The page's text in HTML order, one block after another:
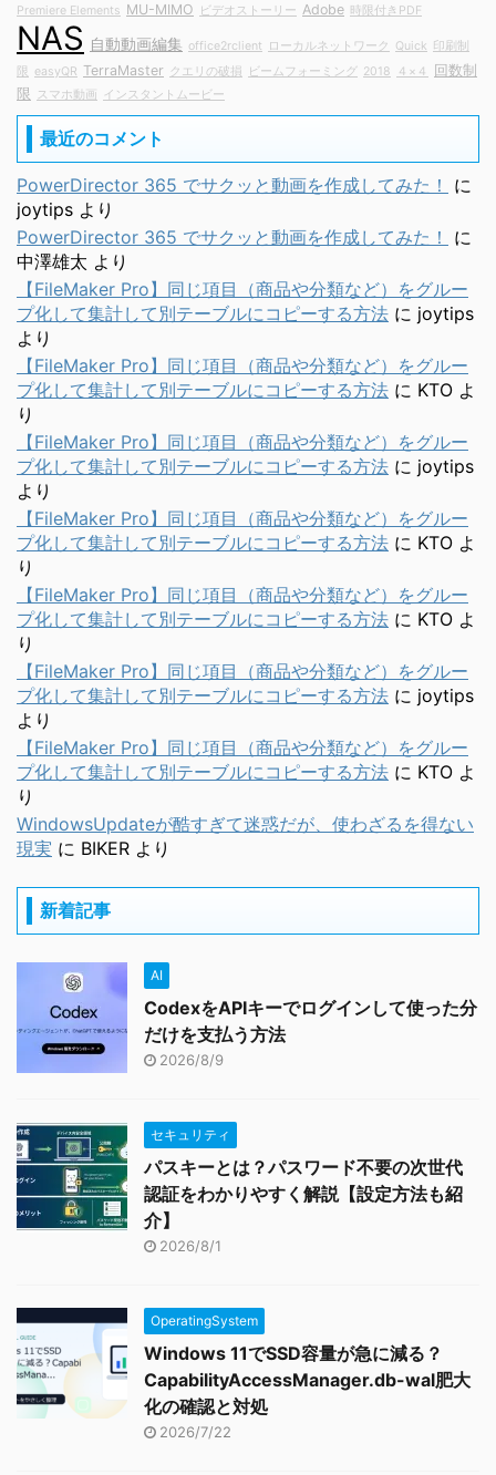
Premiere Elements MU-MIMO ビデオストーリー Adobe 時限付きPDF
NAS 自動動画編集 office2rclient ローカルネットワーク Quick 印刷制
限
easyQR TerraMaster クエリの破損 ビームフォーミング 2018 ４×４
回数制
限
スマホ動画 インスタントムービー
最近のコメント
PowerDirector 365 でサクッと動画を作成してみた！
に
joytips より
PowerDirector 365 でサクッと動画を作成してみた！
に
中澤雄太 より
【FileMaker Pro】同じ項目（商品や分類など）をグルー
プ化して集計して別テーブルにコピーする方法 に joytips
より
【FileMaker Pro】同じ項目（商品や分類など）をグルー
プ化して集計して別テーブルにコピーする方法 に KTO よ
り
【FileMaker Pro】同じ項目（商品や分類など）をグルー
プ化して集計して別テーブルにコピーする方法 に joytips
より
【FileMaker Pro】同じ項目（商品や分類など）をグルー
プ化して集計して別テーブルにコピーする方法 に KTO よ
り
【FileMaker Pro】同じ項目（商品や分類など）をグルー
プ化して集計して別テーブルにコピーする方法 に KTO よ
り
【FileMaker Pro】同じ項目（商品や分類など）をグルー
プ化して集計して別テーブルにコピーする方法 に joytips
より
【FileMaker Pro】同じ項目（商品や分類など）をグルー
プ化して集計して別テーブルにコピーする方法 に KTO よ
り
WindowsUpdateが酷すぎて迷惑だが、使わざるを得ない
現実 に BIKER より
新着記事
AI
CodexをAPIキーでログインして使った分
だけを支払う方法
2026/8/9
セキュリティ
パスキーとは？パスワード不要の次世代
認証をわかりやすく解説【設定方法も紹
介】
2026/8/1
OperatingSystem
Windows 11でSSD容量が急に減る？
CapabilityAccessManager.db-wal肥大
化の確認と対処
2026/7/22